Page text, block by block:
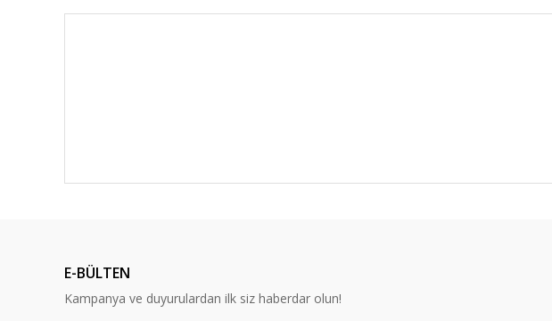
E-BÜLTEN
Kampanya ve duyurulardan ilk siz haberdar olun!